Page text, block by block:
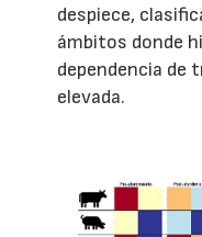
despiece,
ámbitos donde
dependencia de
elevada.